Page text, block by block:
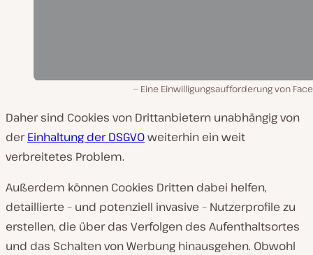
Eine Einwilligungsaufforderung von
Daher sind Cookies von Drittanbietern unabhängig von
derEinhaltung der DSGVOweiterhin ein weit
verbreitetes Problem.
Außerdem können Cookies Dritten dabei helfen,
detaillierte – und potenziell invasive – Nutzerprofile zu
erstellen, die über das Verfolgen des Aufenthaltsortes
und das Schalten von Werbung hinausgehen. Obwohl